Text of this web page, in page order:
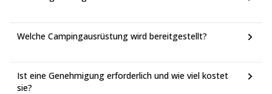
h 55 m) US$1,270 Hin- und Rückflug
Von Buenos Aires nach Mendoza:
m) US$115 Hin- und Rückflug
Fluggesellschaft: LATAM betrieben von Latam Airlines
Welche Campingausrüstung wird bereitgestellt?
Ist eine Genehmigung erforderlich und wie viel kostet
sie?